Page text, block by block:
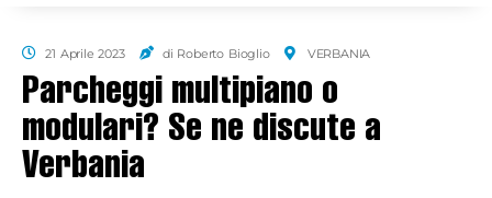
21 Aprile 2023 di Roberto Bioglio VERBANIA
Parcheggi multipiano o
modulari? Se ne discute a
Verbania